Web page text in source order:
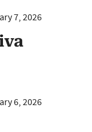
7, 2026
6, 2026